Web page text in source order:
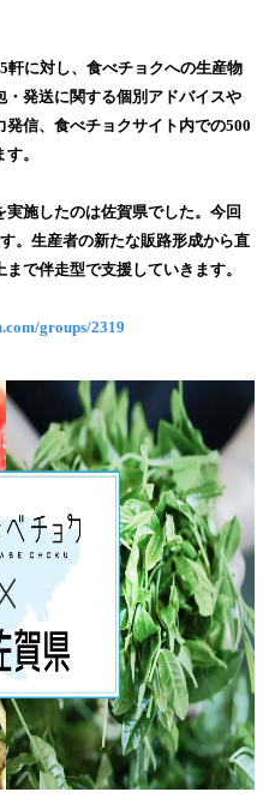
軒に対し、食べチョクへの生産物
発送に関する個別アドバイスや
信、食べチョクサイト内での500
。
施したのは佐賀県でした。今回
。生産者の新たな販路形成から直
で伴走型で支援していきます。
groups/2319